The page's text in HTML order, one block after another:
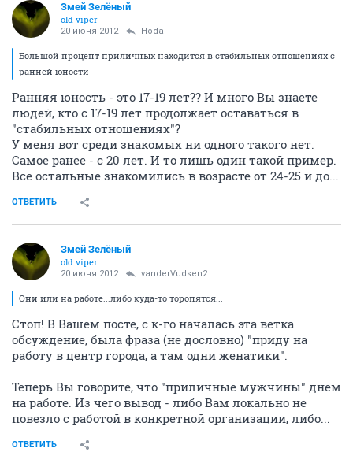
Змей Зелёный
old viper
20 июня 2012 Hoda
Большой процент приличных находится в стабильных отношениях с
ранней юности
Ранняя юность - это 17-19 лет?? И много Вы знаете
людей, кто с 17-19 лет продолжает оставаться в
"стабильных отношениях"?
У меня вот среди знакомых ни одного такого нет.
Самое ранее - с 20 лет. И то лишь один такой пример.
Все остальные знакомились в возрасте от 24-25 и до...
ОТВЕТИТЬ
Змей Зелёный
old viper
20 июня 2012 vanderVudsen2
Они или на работе...либо куда-то торопятся...
Стоп! В Вашем посте, с к-го началась эта ветка
обсуждение, была фраза (не дословно) "приду на
работу в центр города, а там одни женатики".
Теперь Вы говорите, что "приличные мужчины" днем
на работе. Из чего вывод - либо Вам локально не
повезло с работой в конкретной организации, либо...
ОТВЕТИТЬ